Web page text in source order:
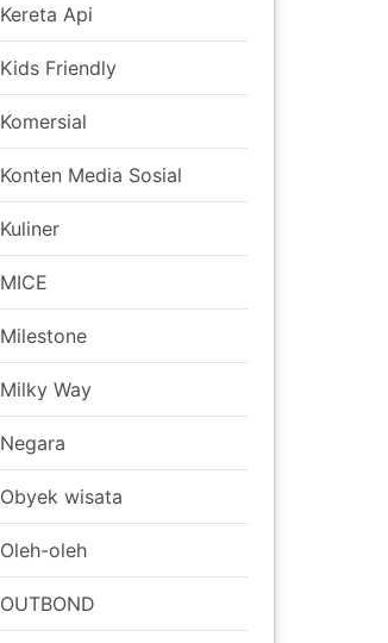
Kereta Api
Kids Friendly
Komersial
Konten Media Sosial
Kuliner
MICE
Milestone
Milky Way
Negara
Obyek wisata
Oleh-oleh
OUTBOND